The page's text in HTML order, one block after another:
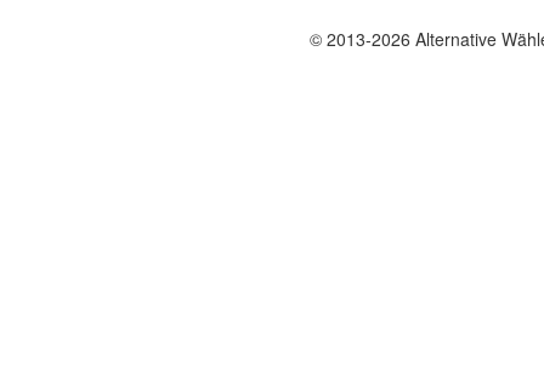
© 2013-2026 Alternative